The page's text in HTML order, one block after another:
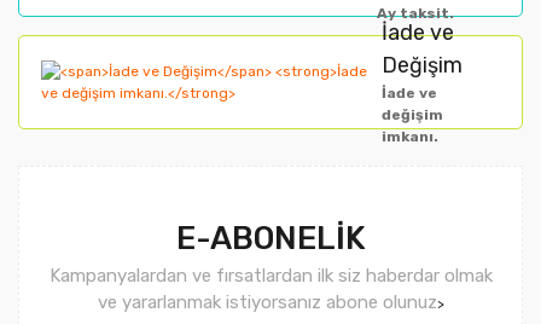
Ay taksit.
İade ve
Değişim
İade ve
değişim
imkanı.
E-ABONELİK
Kampanyalardan ve fırsatlardan ilk siz haberdar olmak
ve yararlanmak istiyorsanız abone olunuz>